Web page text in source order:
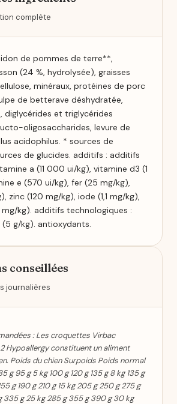
complète
de pommes de terre**,
(24 %, hydrolysée), graisses
minéraux, protéines de porc
de betterave déshydratée,
diglycérides et triglycérides
oligosaccharides, levure de
acidophilus. * sources de
de glucides. additifs : additifs
a (11 000 ui/kg), vitamine d3 (1
e (570 ui/kg), fer (25 mg/kg),
zinc (120 mg/kg), iode (1,1 mg/kg),
kg). additifs technologiques :
g/kg). antioxydants.
conseillées
journalières
: Les croquettes Virbac
Hypoallergy constituent un aliment
Poids du chien Surpoids Poids normal
g 95 g 5 kg 100 g 120 g 135 g 8 kg 135 g
g 190 g 210 g 15 kg 205 g 250 g 275 g
335 g 25 kg 285 g 355 g 390 g 30 kg